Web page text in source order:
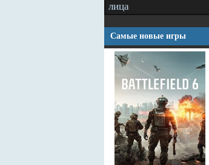
лица
Самые новые игры